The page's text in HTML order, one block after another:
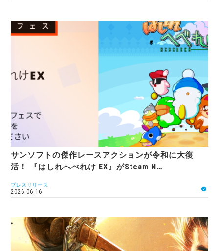
サンソフトの傑作レースアクションが令和に大復
活！ 『はしれへべれけ EX』がSteam N…
プレスリリース
2026.06.16